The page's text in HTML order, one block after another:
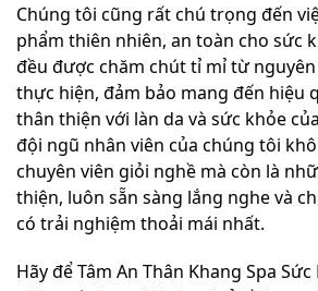
Chúng tôi cũng rất chú trọng đến
phẩm thiên nhiên, an toàn cho sức
đều được chăm chút tỉ mỉ từ
thực hiện, đảm bảo mang đến hiệu
thân thiện với làn da và sức khỏe
đội ngũ nhân viên của chúng tôi
chuyên viên giỏi nghề mà còn là
thiện, luôn sẵn sàng lắng nghe và
có trải nghiệm thoải mái nhất.
Hãy để Tâm An Thân Khang Spa Sức